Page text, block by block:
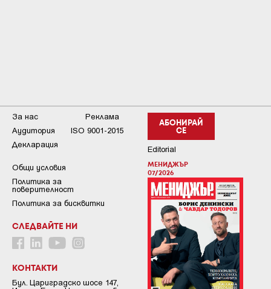
АБОНИРАЙ
СЕ
Editorial
МЕНИДЖЪР
07/2026
За нас
Реклама
Аудитория
ISO 9001-2015
Декларация
Общи условия
Пoлитикa зa
пoвepитeлнocт
Политика за бисквитки
СЛЕДВАЙТЕ НИ
КОНТАКТИ
Бул. Цариградско шосе 147,